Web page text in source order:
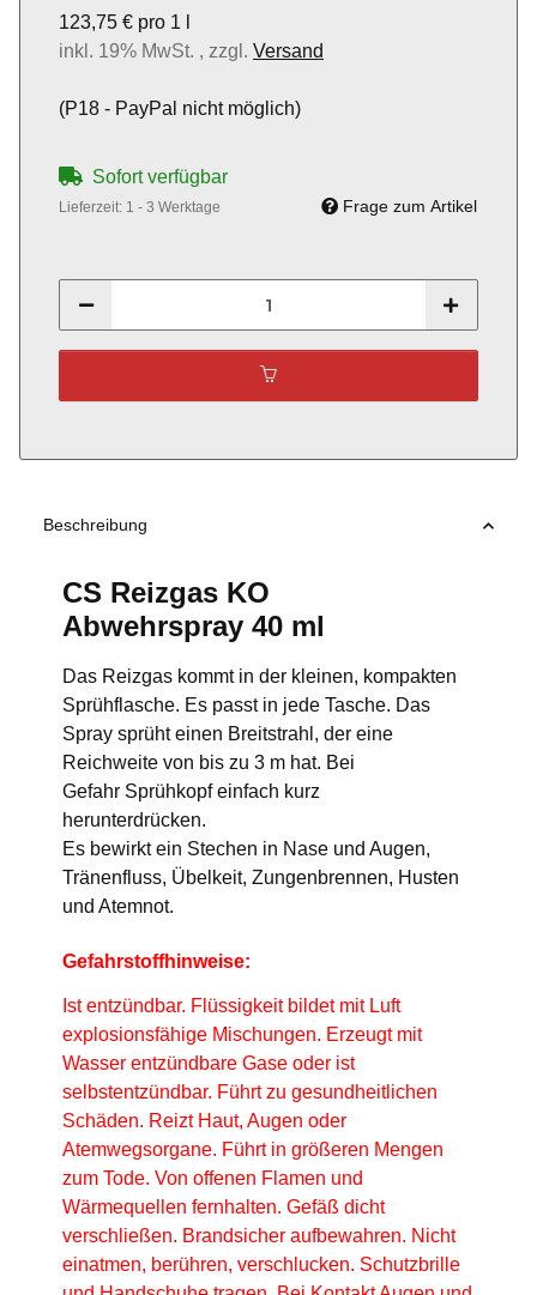
123,75 € pro 1 l
inkl. 19% MwSt. , zzgl. Versand
(P18 - PayPal nicht möglich)
Sofort verfügbar
Lieferzeit: 1 - 3 Werktage Frage zum Artikel
Beschreibung
CS Reizgas KO
Abwehrspray 40 ml
Das Reizgas kommt in der kleinen, kompakten
Sprühflasche. Es passt in jede Tasche. Das
Spray sprüht einen Breitstrahl, der eine
Reichweite von bis zu 3 m hat. Bei
Gefahr Sprühkopf einfach kurz
herunterdrücken.
Es bewirkt ein Stechen in Nase und Augen,
Tränenfluss, Übelkeit, Zungenbrennen, Husten
und Atemnot.
Gefahrstoffhinweise:
Ist entzündbar. Flüssigkeit bildet mit Luft
explosionsfähige Mischungen. Erzeugt mit
Wasser entzündbare Gase oder ist
selbstentzündbar. Führt zu gesundheitlichen
Schäden. Reizt Haut, Augen oder
Atemwegsorgane. Führt in größeren Mengen
zum Tode. Von offenen Flamen und
Wärmequellen fernhalten. Gefäß dicht
verschließen. Brandsicher aufbewahren. Nicht
einatmen, berühren, verschlucken. Schutzbrille